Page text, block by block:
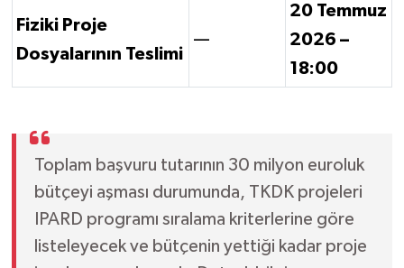
Fiziki Proje
Dosyalarının Teslimi
—
20 Temmuz
2026 –
18:00
Toplam başvuru tutarının 30 milyon euroluk
bütçeyi aşması durumunda, TKDK projeleri
IPARD programı sıralama kriterlerine göre
listeleyecek ve bütçenin yettiği kadar proje